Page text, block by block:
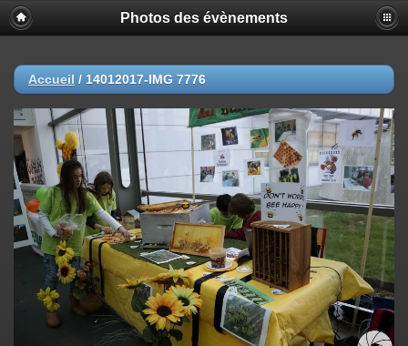
Photos des évènements
Accueil / 14012017-IMG 7776